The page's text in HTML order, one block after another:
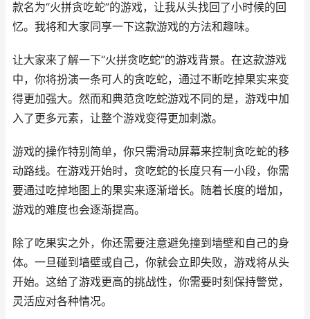
款名为“火拼贪吃蛇”的游戏，让我从头找回了小时候的回
忆。我将和大家同享一下这款游戏的方法和趣味。
让大家来了解一下“火拼贪吃蛇”的游戏背景。在这款游戏
中，你将扮演一条可人的贪吃蛇，通过不断吃掉果实来变
得更加强大。然而和典范贪吃蛇游戏不同的是，游戏中加
入了更多元素，让整个游戏变得更加刺激。
游戏的操作特别简单，你只需滑动屏幕来控制贪吃蛇的移
动路线。在游戏开始时，贪吃蛇的长度只有一小段，你需
要通过吃掉地图上的果实来逐渐增长。随着长度的增加，
游戏的难度也会逐渐提高。
除了吃果实之外，你还需要注意避免撞到墙壁和自己的身
体。一旦碰到墙壁或自己，你就会立即失败，游戏将从头
开始。这给了游戏更高的挑战性，你需要时刻保持警觉，
灵活应对各种情况。